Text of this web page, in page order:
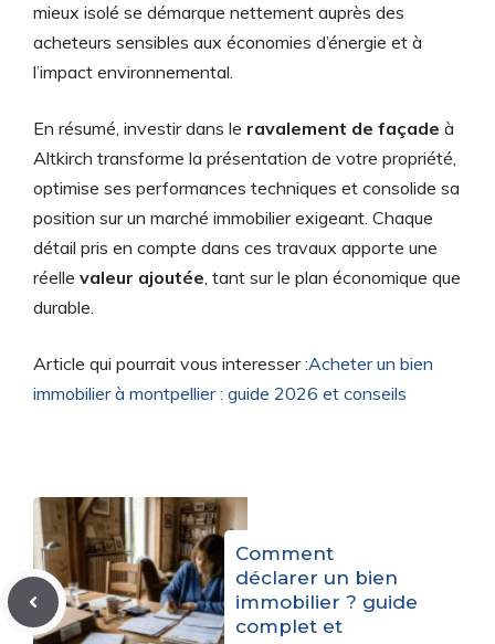
mieux isolé se démarque nettement auprès des
acheteurs sensibles aux économies d’énergie et à
l’impact environnemental.
En résumé, investir dans le ravalement de façade à
Altkirch transforme la présentation de votre propriété,
optimise ses performances techniques et consolide sa
position sur un marché immobilier exigeant. Chaque
détail pris en compte dans ces travaux apporte une
réelle valeur ajoutée, tant sur le plan économique que
durable.
Article qui pourrait vous interesser :Acheter un bien
immobilier à montpellier : guide 2026 et conseils
Comment
déclarer un bien
immobilier ? guide
complet et